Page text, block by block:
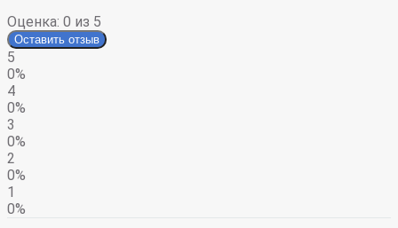
Оценка: 0 из 5
Оставить отзыв
5
0%
4
0%
3
0%
2
0%
1
0%